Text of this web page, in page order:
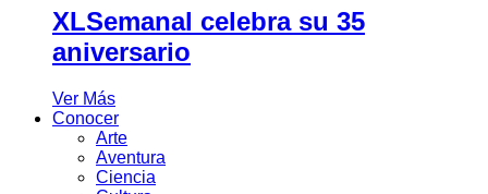
XLSemanal celebra su 35
aniversario
Ver Más
Conocer
Arte
Aventura
Ciencia